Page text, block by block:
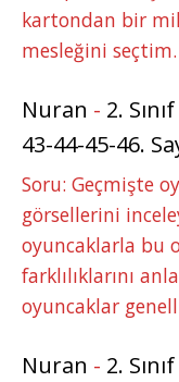
kartondan bir
mesleğini
Nuran - 2.
43-44-45-46.
Soru: Geçmişte
görsellerini
oyuncaklarla bu
farklılıklarını
oyuncaklar
Nuran - 2.